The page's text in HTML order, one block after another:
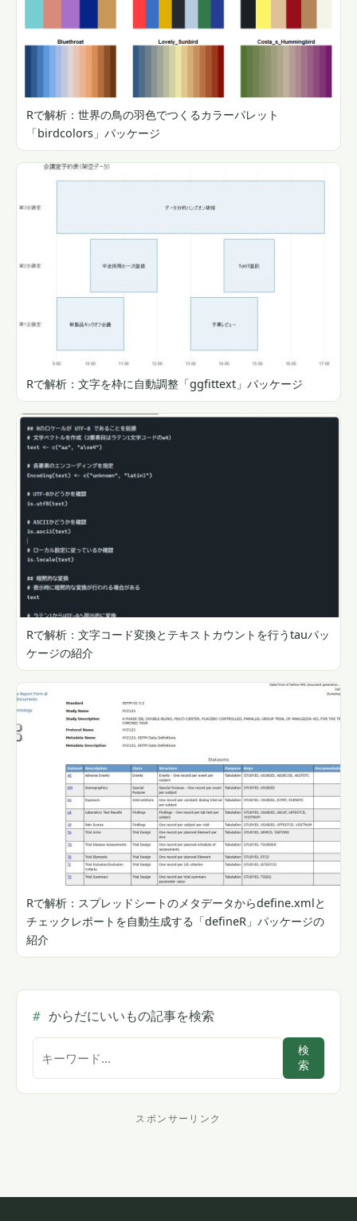
Rで解析：世界の鳥の羽色でつくるカラーパレット
「birdcolors」パッケージ
Rで解析：文字を枠に自動調整「ggfittext」パッケージ
Rで解析：文字コード変換とテキストカウントを行うtauパッ
ケージの紹介
Rで解析：スプレッドシートのメタデータからdefine.xmlと
チェックレポートを自動生成する「defineR」パッケージの
紹介
からだにいいもの記事を検索
ト
検
索
スポンサーリンク
ン